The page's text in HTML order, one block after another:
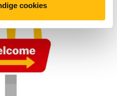
cookies